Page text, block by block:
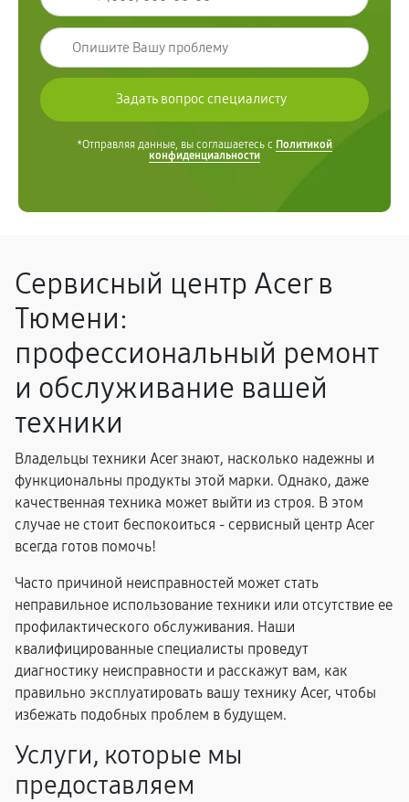
*Отправляя данные, вы соглашаетесь с Политикой
конфиденциальности
Сервисный центр Acer в
Тюмени:
профессиональный ремонт
и обслуживание вашей
техники
Владельцы техники Acer знают, насколько надежны и
функциональны продукты этой марки. Однако, даже
качественная техника может выйти из строя. В этом
случае не стоит беспокоиться - сервисный центр Acer
всегда готов помочь!
Часто причиной неисправностей может стать
неправильное использование техники или отсутствие ее
профилактического обслуживания. Наши
квалифицированные специалисты проведут
диагностику неисправности и расскажут вам, как
правильно эксплуатировать вашу технику Acer, чтобы
избежать подобных проблем в будущем.
Услуги, которые мы
предоставляем